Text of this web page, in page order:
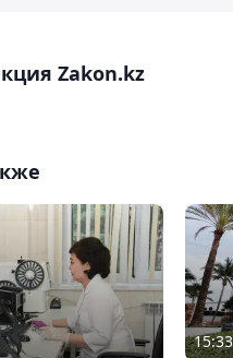
Zakon.kz